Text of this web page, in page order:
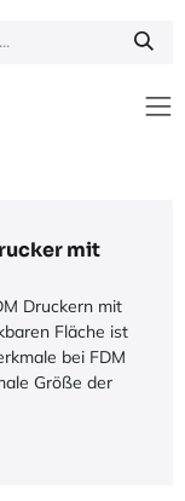
mit
Druckern mit
Fläche ist
bei FDM
Größe der